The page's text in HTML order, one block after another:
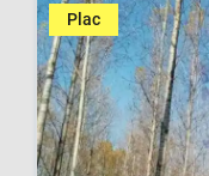
Plac